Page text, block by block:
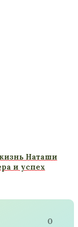
Наташи
и успех
0